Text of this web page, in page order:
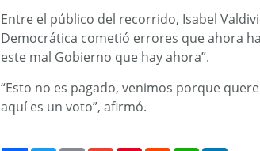
Entre el público del recorrido, Isabel
Democrática cometió errores que ahora
este mal Gobierno que hay ahora”.
“Esto no es pagado, venimos porque
aquí es un voto”, afirmó.